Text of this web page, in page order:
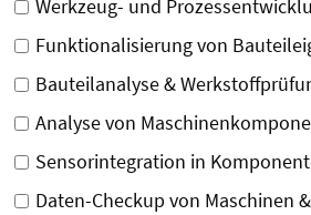
Werkzeug- und
Funktionalisierung von
Bauteilanalyse &
Analyse von
Sensorintegration in
Daten-Checkup von Maschinen